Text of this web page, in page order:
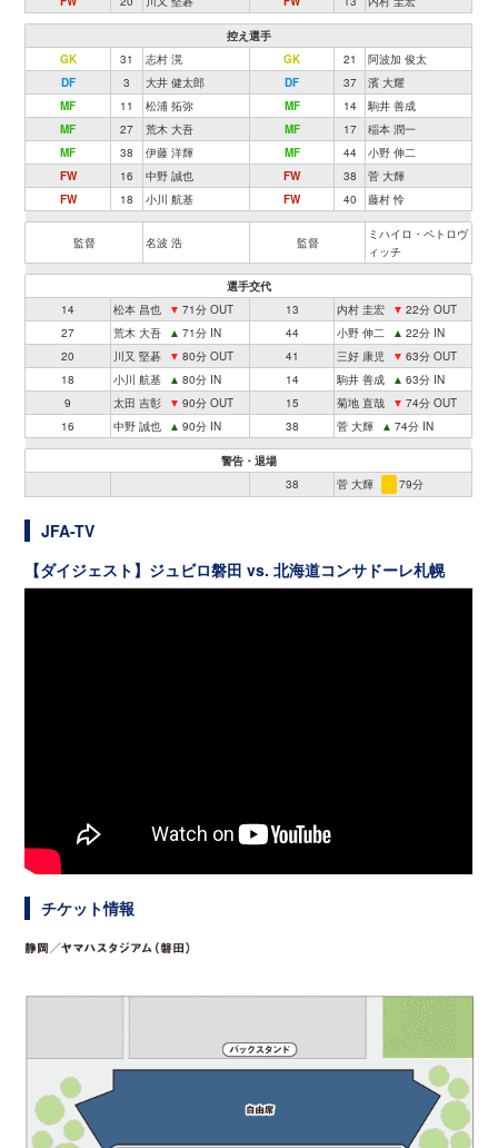
控え選手
GK
31 志村 滉 GK 21
阿波加 俊太
DF
3 大井 健太郎 DF 37
濱 大耀
MF
11 松浦 拓弥 MF 14
駒井 善成
MF
27 荒木 大吾 MF 17
稲本 潤一
MF
38 伊藤 洋輝 MF 44
小野 伸二
FW
16 中野 誠也 FW 38
菅 大輝
FW
18 小川 航基 FW 40 藤村 怜
監督 名波 浩 監督
ミハイロ・ペトロヴ
ィッチ
選手交代
14
松本 昌也 ▼ 71分 OUT 13 内村 圭宏 ▼ 22分 OUT
27
荒木 大吾 ▲ 71分 IN 44 小野 伸二 ▲ 22分 IN
20
川又 堅碁 ▼ 80分 OUT 41 三好 康児 ▼ 63分 OUT
18
小川 航基 ▲ 80分 IN 14 駒井 善成 ▲ 63分 IN
9
太田 吉彰 ▼ 90分 OUT 15 菊地 直哉 ▼ 74分 OUT
16
中野 誠也 ▲ 90分 IN 38 菅 大輝 ▲ 74分 IN
警告・退場
38
菅 大輝 79分
JFA-TV
【ダイジェスト】ジュビロ磐田 vs. 北海道コンサドーレ札幌
チケット情報